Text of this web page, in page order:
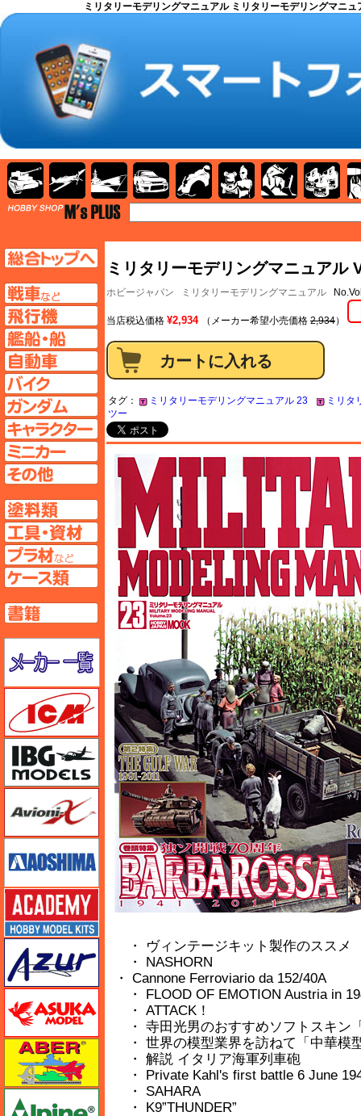
ミリタリーモデリングマニュアル ミリタリーモデリングマニ
ミリタリーモデリングマニュアル
ホビージャパン ミリタリーモデリングマニュアル
当店税込価格 ¥2,934 （メーカー希望小売価格 2,934）
タグ： ミリタリーモデリングマニュアル 23
ミリタ
ツー
・ ヴィンテージキット製作のススメ
・ NASHORN
・ Cannone Ferroviario da 152/40A
・ FLOOD OF EMOTION Austria in
・ ATTACK！
・ 寺田光男のおすすめソフトスキン
・ 世界の模型業界を訪ねて「中華模
・ 解説 イタリア海軍列車砲
・ Private Kahl's first battle 6 June
・ SAHARA
・ K9”THUNDER”
AFV
自動車ページへ
バイクページへ
ガンダムページへ
キャラクターページへ
ミニカーページへ
その他ページへ
塗料ページへ
工具ページへ
プラ材ページへ
ケースページへ
書籍ページへ
メーカー一覧のページはこちら
ICM
IBG
Avioni-X（アヴィオニクス）
アオシマ
アカデミー
アズール
アスカモデル
アベール
アルパイン
AFV 飛行機 艦船 自動車 バイク キャラクターガンダム 塗料